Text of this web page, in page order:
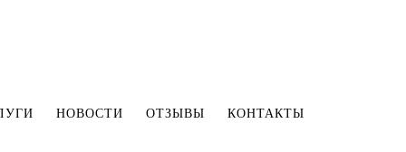
НОВОСТИ ОТЗЫВЫ КОНТАКТЫ